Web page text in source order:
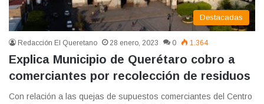
Destacadas
Redacción El Queretano 28 enero, 2023 0 1.364
Explica Municipio de Querétaro cobro a
comerciantes por recolección de residuos
Con relación a las quejas de supuestos comerciantes del Centro